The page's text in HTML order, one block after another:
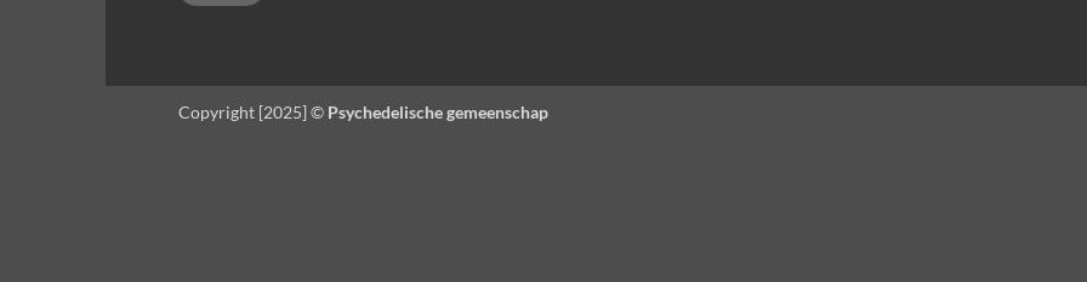
Copyright [2025] © Psychedelische gemeenschap